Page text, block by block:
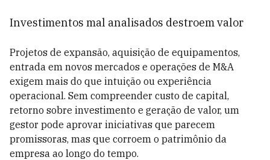
Investimentos mal analisados destroem valor
Projetos de expansão, aquisição de equipamentos,
entrada em novos mercados e operações de M&A
exigem mais do que intuição ou experiência
operacional. Sem compreender custo de capital,
retorno sobre investimento e geração de valor, um
gestor pode aprovar iniciativas que parecem
promissoras, mas que corroem o patrimônio da
empresa ao longo do tempo.